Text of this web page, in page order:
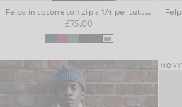
Felpa in cotone con zip a 1/4 per tutti i giorni
£75.00